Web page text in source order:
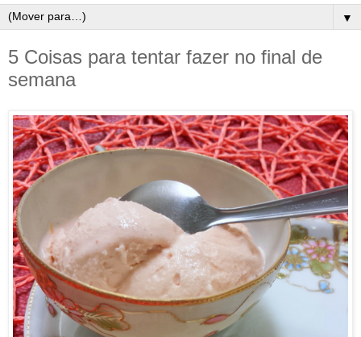
▼
5 Coisas para tentar fazer no final de
semana